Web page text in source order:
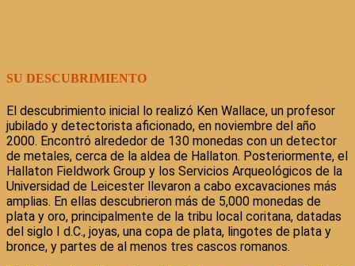
SU DESCUBRIMIENTO
El descubrimiento inicial lo realizó Ken Wallace, un profesor
jubilado y detectorista aficionado, en noviembre del año
2000. Encontró alrededor de 130 monedas con un detector
de metales, cerca de la aldea de Hallaton. Posteriormente, el
Hallaton Fieldwork Group y los Servicios Arqueológicos de la
Universidad de Leicester llevaron a cabo excavaciones más
amplias. En ellas descubrieron más de 5,000 monedas de
plata y oro, principalmente de la tribu local coritana, datadas
del siglo I d.C., joyas, una copa de plata, lingotes de plata y
bronce, y partes de al menos tres cascos romanos.